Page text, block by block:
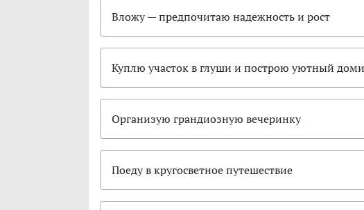
Вложу — предпочитаю надежность и рост
Куплю участок в глуши и построю уютный
Организую грандиозную вечеринку
Поеду в кругосветное путешествие